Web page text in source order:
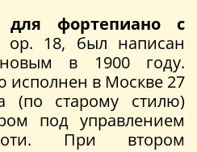
для фортепиано с
op. 18, был написан
в 1900 году.
исполнен в Москве 27
(по старому стилю)
под управлением
При втором